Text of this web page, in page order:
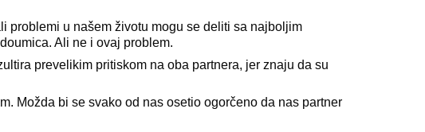
problemi u našem životu mogu se deliti sa najboljim
Ali ne i ovaj problem.
prevelikim pritiskom na oba partnera, jer znaju da su
Možda bi se svako od nas osetio ogorčeno da nas partner